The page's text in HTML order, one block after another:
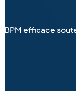
BPM efficace